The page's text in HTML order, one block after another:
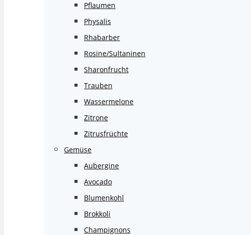
Pflaumen
Physalis
Rhabarber
Rosine/Sultaninen
Sharonfrucht
Trauben
Wassermelone
Zitrone
Zitrusfrüchte
Gemüse
Aubergine
Avocado
Blumenkohl
Brokkoli
Champignons